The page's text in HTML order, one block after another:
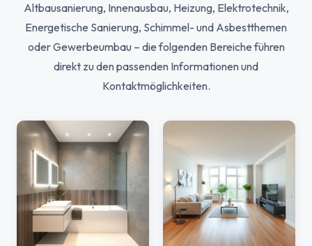
Altbausanierung, Innenausbau, Heizung, Elektrotechnik,
Energetische Sanierung, Schimmel- und Asbestthemen
oder Gewerbeumbau – die folgenden Bereiche führen
direkt zu den passenden Informationen und
Kontaktmöglichkeiten.